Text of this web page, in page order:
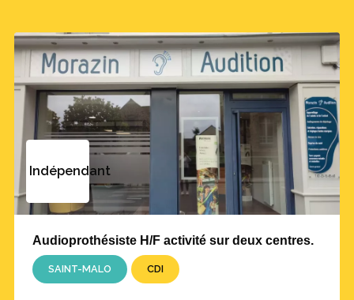
Indépendant
Audioprothésiste H/F activité sur deux centres.
SAINT-MALO CDI